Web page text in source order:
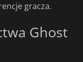
gracza.
Ghost